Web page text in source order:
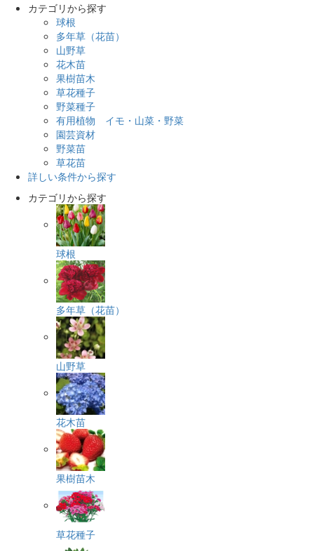
カテゴリから探す
球根
多年草（花苗）
山野草
花木苗
果樹苗木
草花種子
野菜種子
有用植物 イモ・山菜・野菜
園芸資材
野菜苗
草花苗
詳しい条件から探す
カテゴリから探す
球根
多年草（花苗）
山野草
花木苗
果樹苗木
草花種子